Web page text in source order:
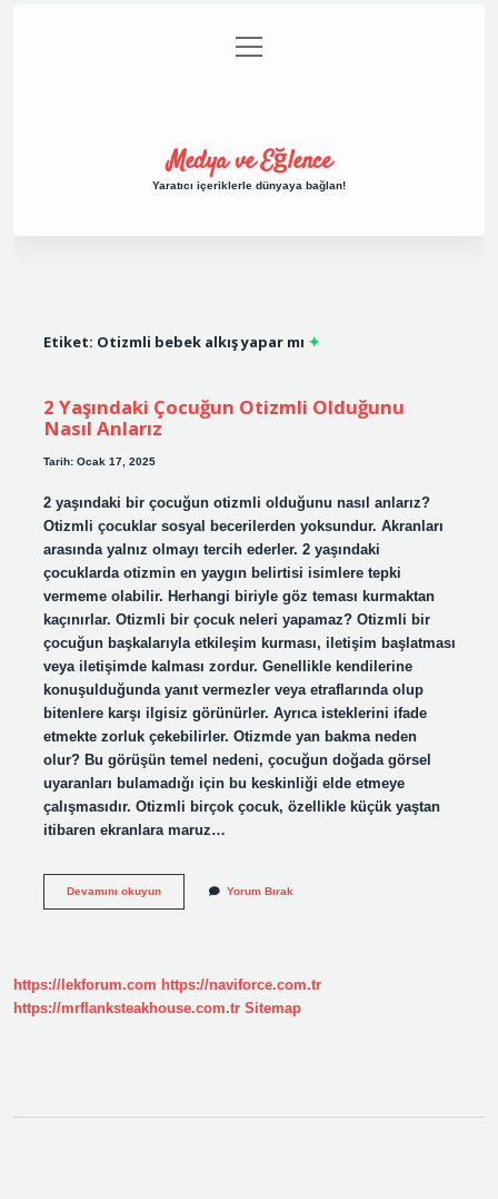
Gizlilik Politikası
menüyü
aç
Medya ve Eğlence
Yaratıcı içeriklerle dünyaya bağlan!
Etiket: Otizmli bebek alkış yapar mı
2 Yaşındaki Çocuğun Otizmli Olduğunu
Nasıl Anlarız
Tarih: Ocak 17, 2025
2 yaşındaki bir çocuğun otizmli olduğunu nasıl anlarız?
Otizmli çocuklar sosyal becerilerden yoksundur. Akranları
arasında yalnız olmayı tercih ederler. 2 yaşındaki
çocuklarda otizmin en yaygın belirtisi isimlere tepki
vermeme olabilir. Herhangi biriyle göz teması kurmaktan
kaçınırlar. Otizmli bir çocuk neleri yapamaz? Otizmli bir
çocuğun başkalarıyla etkileşim kurması, iletişim başlatması
veya iletişimde kalması zordur. Genellikle kendilerine
konuşulduğunda yanıt vermezler veya etraflarında olup
bitenlere karşı ilgisiz görünürler. Ayrıca isteklerini ifade
etmekte zorluk çekebilirler. Otizmde yan bakma neden
olur? Bu görüşün temel nedeni, çocuğun doğada görsel
uyaranları bulamadığı için bu keskinliği elde etmeye
çalışmasıdır. Otizmli birçok çocuk, özellikle küçük yaştan
itibaren ekranlara maruz…
Devamını okuyun2
Anlarız
Yorum Bırak
https://lekforum.com https://naviforce.com.tr
https://mrflanksteakhouse.com.tr Sitemap